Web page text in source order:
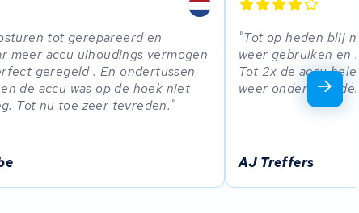
tot gerepareerd en
meer accu uihoudings vermogen
geregeld . En ondertussen
de accu was op de hoek niet
Tot nu toe zeer tevreden.
Tot op heden blij
weer gebruiken en
Tot 2x de accu
weer onder de
AJ Treffers